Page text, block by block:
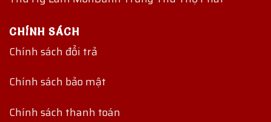
CHÍNH SÁCH
Chính sách đổi trả
Chính sách bảo mật
Chính sách thanh toán